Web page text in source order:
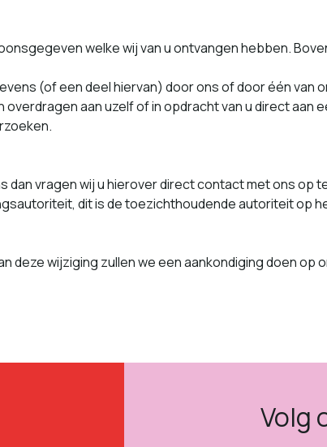
welke wij van u ont­van­gen hebben.
(of een deel hier­van) door ons of door één van
aan uzelf of in opdracht van u direct aan
vra­gen wij u hierover direct con­tact met ons op
dit is de toezichthoudende autoriteit op
deze wijzig­ing zullen we een aankondig­ing doen op
Volg